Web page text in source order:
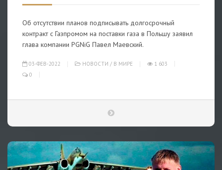
Об отсутствии планов подписывать долгосрочный
контракт с Газпромом на поставки газа в Польшу заявил
глава компании PGNiG Павел Маевский.
03-ФЕВ-2022 НОВОСТИ / В МИРЕ
1 603
0